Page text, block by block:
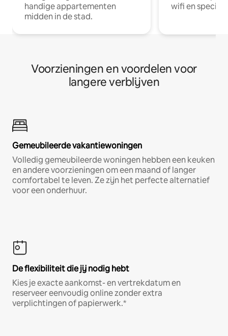
handige appartementen
midden in de stad.
wifi en
Voorzieningen en voordelen voor
langere verblijven
Gemeubileerde vakantiewoningen
Volledig gemeubileerde woningen hebben een keuken
en andere voorzieningen om een maand of langer
comfortabel te leven. Ze zijn het perfecte alternatief
voor een onderhuur.
De flexibiliteit die jij nodig hebt
Kies je exacte aankomst- en vertrekdatum en
reserveer eenvoudig online zonder extra
verplichtingen of papierwerk.*